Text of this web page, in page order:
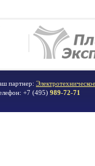
партнер:
+7 (495) 989-72-71